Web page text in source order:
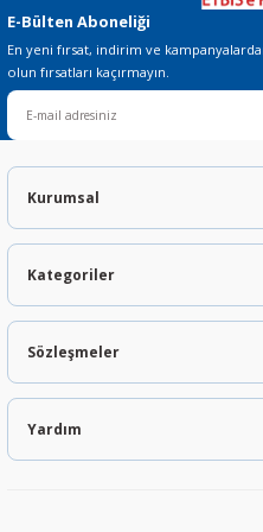
E-Bülten Aboneliği
En yeni fırsat, indirim ve
olun fırsatları kaçırmayın.
Kurumsal
Kategoriler
Sözleşmeler
Yardım